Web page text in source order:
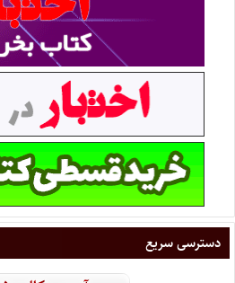
دسترسی سریع